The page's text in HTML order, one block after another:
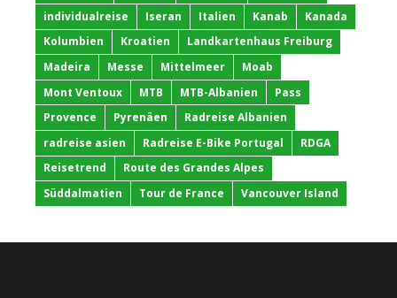
individualreise
Iseran Italien Kanab
Kanada
Kolumbien
Kroatien
Landkartenhaus Freiburg
Madeira
Messe Mittelmeer
Moab
Mont Ventoux
MTB MTB-Albanien
Pass
Provence
Pyrenäen
Radreise Albanien
radreise asien
Radreise E-Bike Portugal
RDGA
Reisetrend
Route des Grandes Alpes
Süddalmatien
Tour de France Vancouver Island